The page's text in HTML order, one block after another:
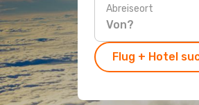
Abreiseort
Flug + Hotel